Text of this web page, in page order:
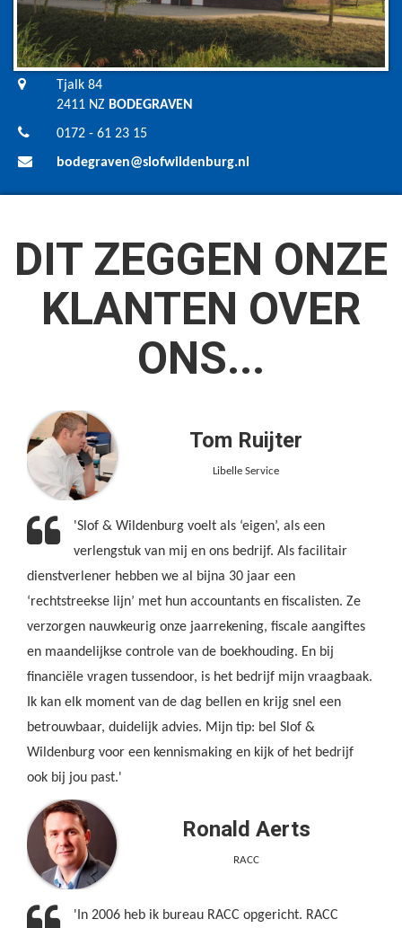
Tjalk 84
2411 NZ BODEGRAVEN
0172 - 61 23 15
bodegraven@slofwildenburg.nl
DIT ZEGGEN ONZE
KLANTEN OVER
ONS...
Tom Ruijter
Libelle Service
'Slof & Wildenburg voelt als ‘eigen’, als een
verlengstuk van mij en ons bedrijf. Als facilitair
dienstverlener hebben we al bijna 30 jaar een
‘rechtstreekse lijn’ met hun accountants en fiscalisten. Ze
verzorgen nauwkeurig onze jaarrekening, fiscale aangiftes
en maandelijkse controle van de boekhouding. En bij
financiële vragen tussendoor, is het bedrijf mijn vraagbaak.
Ik kan elk moment van de dag bellen en krijg snel een
betrouwbaar, duidelijk advies. Mijn tip: bel Slof &
Wildenburg voor een kennismaking en kijk of het bedrijf
ook bij jou past.'
Ronald Aerts
RACC
'In 2006 heb ik bureau RACC opgericht. RACC